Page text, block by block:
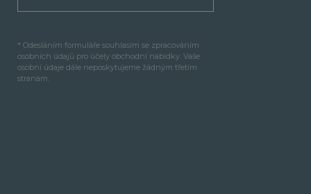
* Odesláním formuláře souhlasím se zpracováním
osobních údajů pro účely obchodní nabídky. Vaše
osobní údaje dále neposkytujeme žádným třetím
stranám.